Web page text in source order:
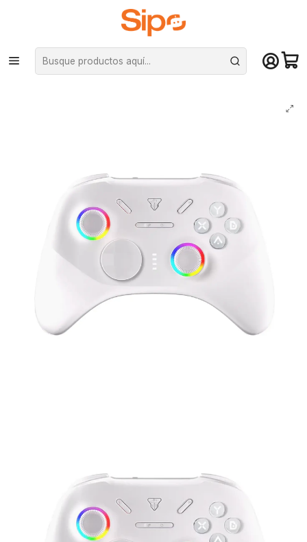
¡Compra hasta mediodía y recibe hoy! De lunes a sábado en el gran
Santiago. Envío gratis desde $29.990
Computación y Gamers Joystick y simuladores
Control Joystick Fantech WGP15V2 EOS PRO II White Inalámbrico